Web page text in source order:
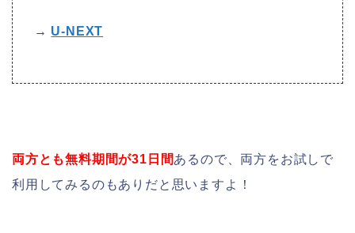
→ U-NEXT
両方とも無料期間が31日間あるので、両方をお試しで
利用してみるのもありだと思いますよ！